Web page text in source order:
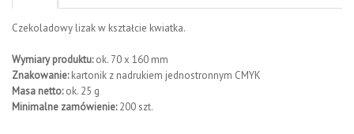
Czekoladowy lizak w kształcie kwiatka.
Wymiary produktu:ok. 70 x 160 mm
Znakowanie:kartonik z nadrukiem jednostronnym CMYK
Masa netto:ok. 25 g
Minimalne zamówienie:200 szt.